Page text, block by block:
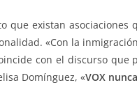
que existan
«Con la
con el discurso que
Domínguez, «VOX